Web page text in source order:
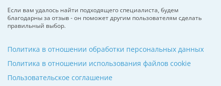
Если вам удалось найти подходящего специалиста, будем
благодарны за отзыв - он поможет другим пользователям сделать
правильный выбор.
Политика в отношении обработки персональных данных
Политика в отношении использования файлов cookie
Пользовательское соглашение